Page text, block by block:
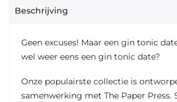
Beschrijving
Geen excuses! Maar een gin tonic
wel weer eens een gin tonic date?
Onze populairste collectie is
samenwerking met The Paper Press.